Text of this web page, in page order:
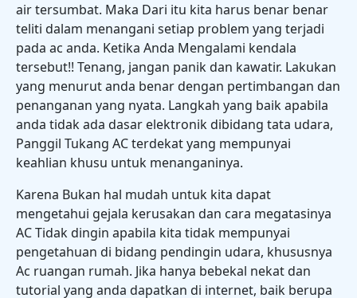
air tersumbat. Maka Dari itu kita harus benar benar
teliti dalam menangani setiap problem yang terjadi
pada ac anda. Ketika Anda Mengalami kendala
tersebut!! Tenang, jangan panik dan kawatir. Lakukan
yang menurut anda benar dengan pertimbangan dan
penanganan yang nyata. Langkah yang baik apabila
anda tidak ada dasar elektronik dibidang tata udara,
Panggil Tukang AC terdekat yang mempunyai
keahlian khusu untuk menanganinya.
Karena Bukan hal mudah untuk kita dapat
mengetahui gejala kerusakan dan cara megatasinya
AC Tidak dingin apabila kita tidak mempunyai
pengetahuan di bidang pendingin udara, khususnya
Ac ruangan rumah. Jika hanya bebekal nekat dan
tutorial yang anda dapatkan di internet, baik berupa